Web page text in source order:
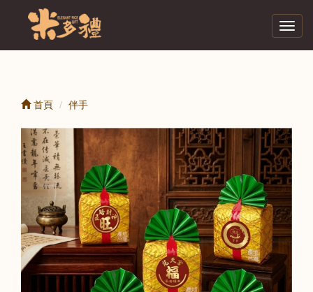
首頁 伴手